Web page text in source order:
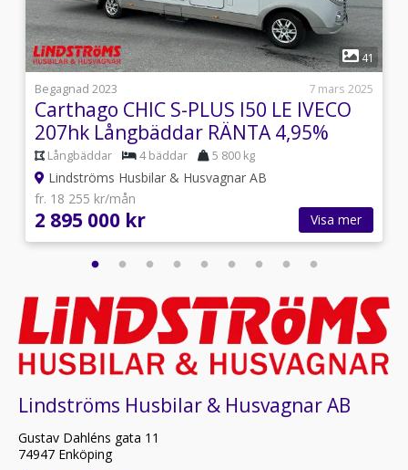
1
41
Begagnad 2023
7 mars 2025
Carthago CHIC S-PLUS I50 LE IVECO
207hk Långbäddar RÄNTA 4,95%
Långbäddar 4 bäddar 5 800 kg
Lindströms Husbilar & Husvagnar AB
fr. 18 255 kr/mån
2 895 000 kr Visa mer
Lindströms Husbilar & Husvagnar AB
Gustav Dahléns gata 11
74947 Enköping